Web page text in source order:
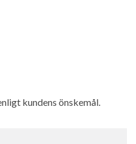
kundens önskemål.